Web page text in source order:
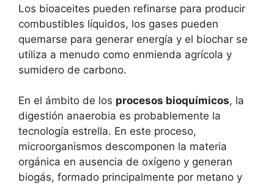
Los bioaceites pueden refinarse para producir
combustibles líquidos, los gases pueden
quemarse para generar energía y el biochar se
utiliza a menudo como enmienda agrícola y
sumidero de carbono.
En el ámbito de los procesos bioquímicos, la
digestión anaerobia es probablemente la
tecnología estrella. En este proceso,
microorganismos descomponen la materia
orgánica en ausencia de oxígeno y generan
biogás, formado principalmente por metano y